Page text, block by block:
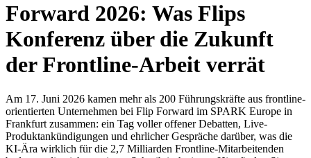
Forward 2026: Was Flips
Konferenz über die Zukunft
der Frontline-Arbeit verrät
Am 17. Juni 2026 kamen mehr als 200 Führungskräfte aus frontline-
orientierten Unternehmen bei Flip Forward im SPARK Europe in
Frankfurt zusammen: ein Tag voller offener Debatten, Live-
Produktankündigungen und ehrlicher Gespräche darüber, was die
KI-Ära wirklich für die 2,7 Milliarden Frontline-Mitarbeitenden